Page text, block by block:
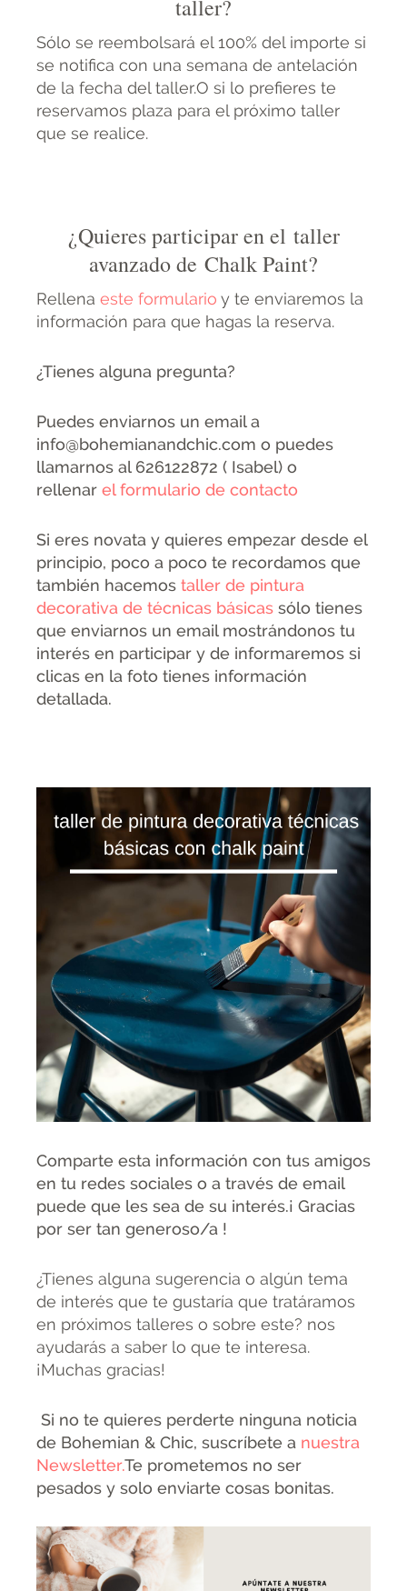
taller?
Sólo se reembolsará el 100% del importe si
se notifica con una semana de antelación
de la fecha del taller.O si lo prefieres te
reservamos plaza para el próximo taller
que se realice.
¿Quieres participar en el taller
avanzado de Chalk Paint?
Rellena este formulario y te enviaremos la
información para que hagas la reserva.
¿Tienes alguna pregunta?
Puedes enviarnos un email a
info@bohemianandchic.com o puedes
llamarnos al 626122872 ( Isabel) o
rellenar el formulario de contacto
Si eres novata y quieres empezar desde el
principio, poco a poco te recordamos que
también hacemos taller de pintura
decorativa de técnicas básicas sólo tienes
que enviarnos un email mostrándonos tu
interés en participar y de informaremos si
clicas en la foto tienes información
detallada.
Comparte esta información con tus amigos
en tu redes sociales o a través de email
puede que les sea de su interés.¡ Gracias
por ser tan generoso/a !
¿Tienes alguna sugerencia o algún tema
de interés que te gustaría que tratáramos
en próximos talleres o sobre este? nos
ayudarás a saber lo que te interesa.
¡Muchas gracias!
Si no te quieres perderte ninguna noticia
de Bohemian & Chic, suscríbete a nuestra
Newsletter.Te prometemos no ser
pesados y solo enviarte cosas bonitas.